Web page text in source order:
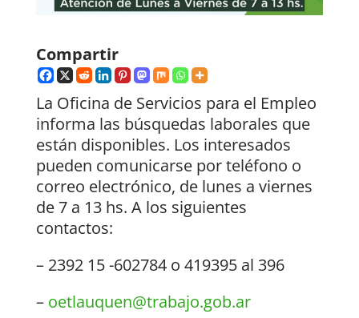
Compartir
La Oficina de Servicios para el Empleo
informa las búsquedas laborales que
están disponibles. Los interesados
pueden comunicarse por teléfono o
correo electrónico, de lunes a viernes
de 7 a 13 hs. A los siguientes
contactos:
– 2392 15 -602784 o 419395 al 396
– oetlauquen@trabajo.gob.ar